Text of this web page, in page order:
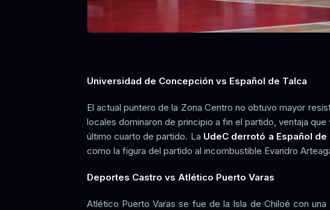
Universidad de Concepción vs Español de Talca
El actual puntero de la Zona Centro no obtuvo mayor
locales dominaron de principio a fin el partido, ventaja
último cuarto de partido. La UdeC derrotó a Español de
como la figura del partido al incombustible Evandro
Deportes Castro vs Atlético Puerto Varas
Atlético Puerto Varas se fue de la Isla de Chiloé con